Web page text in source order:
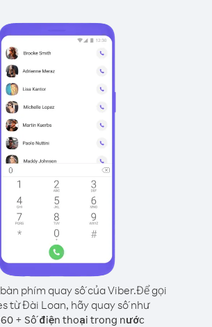
phím quay số của Viber.Để gọi
từ Đài Loan, hãy quay số như
+ Số điện thoại trong nước